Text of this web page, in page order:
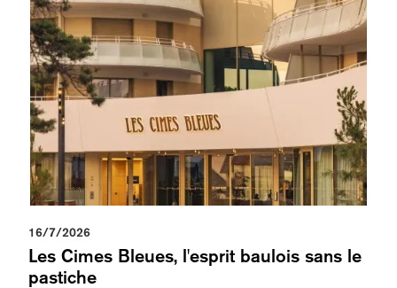
16/7/2026
Les Cimes Bleues, l'esprit baulois sans le
pastiche